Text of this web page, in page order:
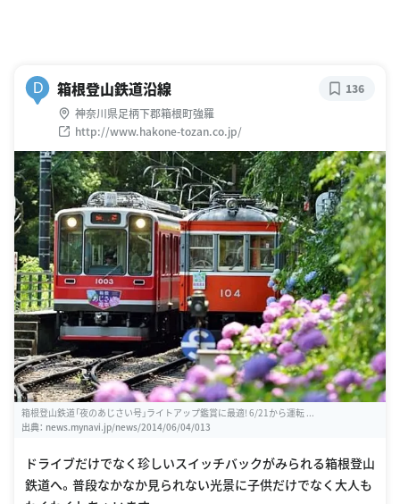
D 箱根登山鉄道沿線
神奈川県足柄下郡箱根町強羅
http://www.hakone-tozan.co.jp/
136
箱根登山鉄道「夜のあじさい号」ライトアップ鑑賞に最適! 6/21から運転 ...
出典： news.mynavi.jp/news/2014/06/04/013
ドライブだけでなく珍しいスイッチバックがみられる箱根登山
鉄道へ。普段なかなか見られない光景に子供だけでなく大人も